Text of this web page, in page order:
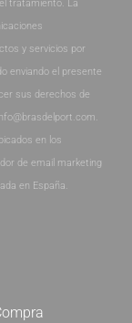
tratamiento. La
y servicios por
enviando el presente
sus derechos de
en los
de email marketing
en España.